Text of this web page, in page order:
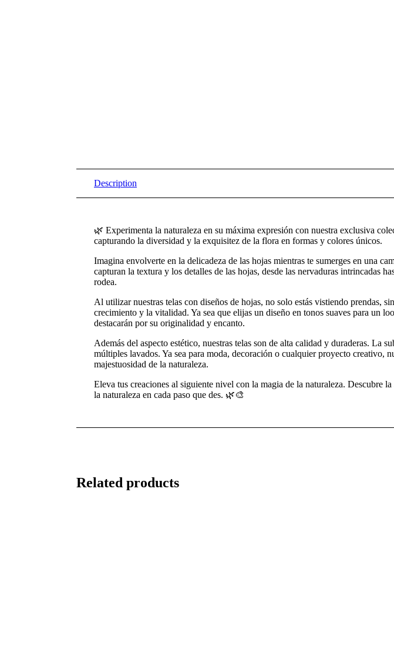
Description
🌿 Experimenta la naturaleza en su máxima expresión con nuestra exclusiva
capturando la diversidad y la exquisitez de la flora en formas y colores únicos.
Imagina envolverte en la delicadeza de las hojas mientras te sumerges en una
capturan la textura y los detalles de las hojas, desde las nervaduras intrincadas
rodea.
Al utilizar nuestras telas con diseños de hojas, no solo estás vistiendo prendas,
crecimiento y la vitalidad. Ya sea que elijas un diseño en tonos suaves para un
destacarán por su originalidad y encanto.
Además del aspecto estético, nuestras telas son de alta calidad y duraderas. La
múltiples lavados. Ya sea para moda, decoración o cualquier proyecto creativo,
majestuosidad de la naturaleza.
Eleva tus creaciones al siguiente nivel con la magia de la naturaleza. Descubre
la naturaleza en cada paso que des. 🌿🎨
Related products